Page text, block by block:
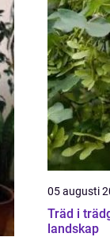
05 augusti
Träd i
landskap